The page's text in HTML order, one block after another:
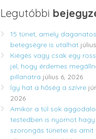
Legutóbbi
15 tünet, amely daganatos
betegségre is utalhat
Kiégés vagy csak egy
jel, hogy érdemes
pillanatra július 6, 2026
Így hat a hőség a szívre
2026
Amikor a túl sok
testedben is nyomot hagy
szorongás tünetei és amit